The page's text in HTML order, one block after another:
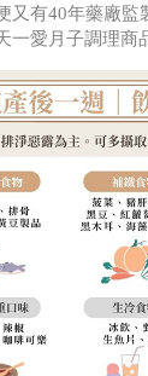
又有40年藥廠
一愛月子調理商